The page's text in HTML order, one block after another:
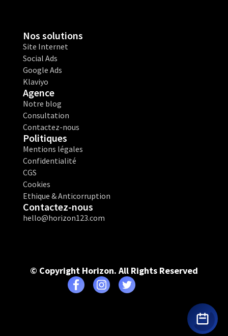
Nos solutions
Site Internet
Social Ads
Google Ads
Klaviyo
Agence
Notre blog
Consultation
Contactez-nous
Politiques
Mentions légales
Confidentialité
CGS
Cookies
Ethique & Anticorruption
Contactez-nous
hello@horizon123.com
© Copyright Horizon. All Rights Reserved